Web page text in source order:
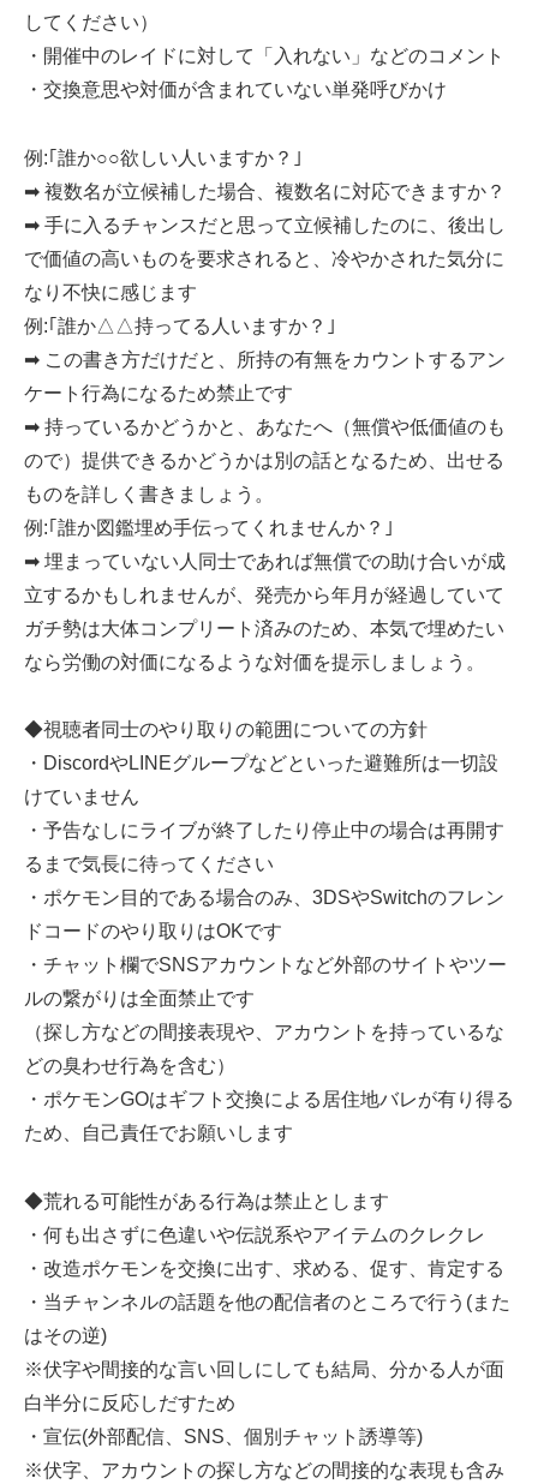
してください）
・開催中のレイドに対して「入れない」などのコメント
・交換意思や対価が含まれていない単発呼びかけ
例:｢誰か○○欲しい人いますか？｣
➡ 複数名が立候補した場合、複数名に対応できますか？
➡ 手に入るチャンスだと思って立候補したのに、後出し
で価値の高いものを要求されると、冷やかされた気分に
なり不快に感じます
例:｢誰か△△持ってる人いますか？｣
➡ この書き方だけだと、所持の有無をカウントするアン
ケート行為になるため禁止です
➡ 持っているかどうかと、あなたへ（無償や低価値のも
ので）提供できるかどうかは別の話となるため、出せる
ものを詳しく書きましょう。
例:｢誰か図鑑埋め手伝ってくれませんか？｣
➡ 埋まっていない人同士であれば無償での助け合いが成
立するかもしれませんが、発売から年月が経過していて
ガチ勢は大体コンプリート済みのため、本気で埋めたい
なら労働の対価になるような対価を提示しましょう。
◆視聴者同士のやり取りの範囲についての方針
・DiscordやLINEグループなどといった避難所は一切設
けていません
・予告なしにライブが終了したり停止中の場合は再開す
るまで気長に待ってください
・ポケモン目的である場合のみ、3DSやSwitchのフレン
ドコードのやり取りはOKです
・チャット欄でSNSアカウントなど外部のサイトやツー
ルの繋がりは全面禁止です
（探し方などの間接表現や、アカウントを持っているな
どの臭わせ行為を含む）
・ポケモンGOはギフト交換による居住地バレが有り得る
ため、自己責任でお願いします
◆荒れる可能性がある行為は禁止とします
・何も出さずに色違いや伝説系やアイテムのクレクレ
・改造ポケモンを交換に出す、求める、促す、肯定する
・当チャンネルの話題を他の配信者のところで行う(また
はその逆)
※伏字や間接的な言い回しにしても結局、分かる人が面
白半分に反応しだすため
・宣伝(外部配信、SNS、個別チャット誘導等)
※伏字、アカウントの探し方などの間接的な表現も含み